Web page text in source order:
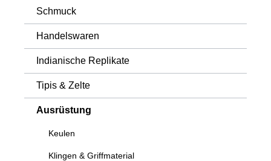
Schmuck
Handelswaren
Indianische Replikate
Tipis & Zelte
Ausrüstung
Keulen
Klingen & Griffmaterial